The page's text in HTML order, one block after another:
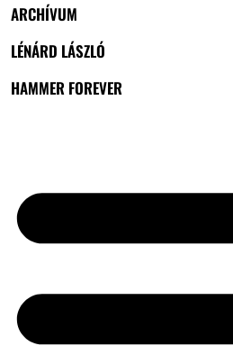
ARCHÍVUM
LÉNÁRD LÁSZLÓ
HAMMER FOREVER